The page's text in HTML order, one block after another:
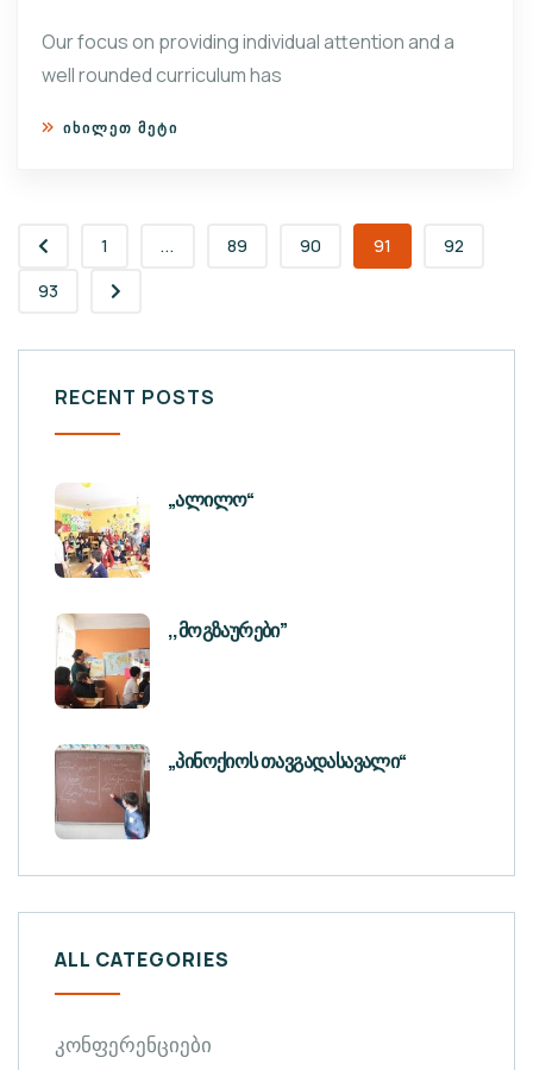
Our focus on providing individual attention and a
well rounded curriculum has
ᲘᲮᲘᲚᲔᲗ ᲛᲔᲢᲘ
1 ... 89 90 91
92
93
RECENT POSTS
„ალილო“
,,მოგზაურები”
„პინოქიოს თავგადასავალი“
ALL CATEGORIES
კონფერენციები